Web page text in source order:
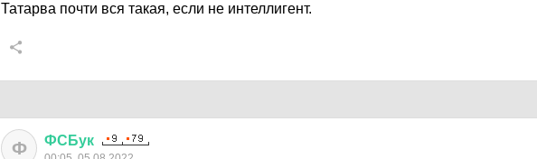
Татарва почти вся такая, если не интеллигент.
Ф ФСБук